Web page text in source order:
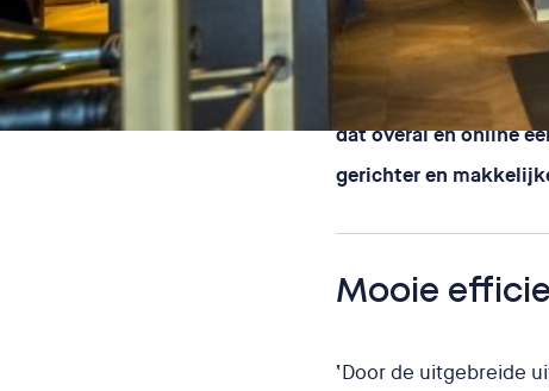
‘Normaal gesproken
dat overal en online
gerichter en
Mooie
‘Door de uitgebreide